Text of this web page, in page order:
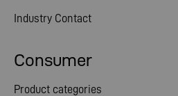
Consumer
Product categories
Industry Contact